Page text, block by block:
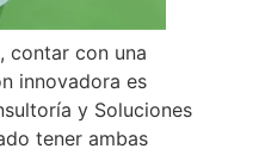
contar con una
innovadora es
y Soluciones
tener ambas